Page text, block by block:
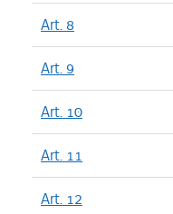
Art. 8
Art. 9
Art. 10
Art. 11
Art. 12